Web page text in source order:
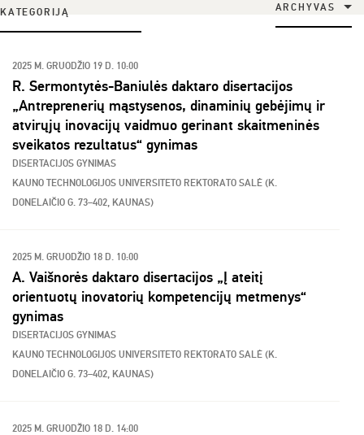
KATEGORIJĄ
ARCHYVAS
2025 M. GRUODŽIO 19 D. 10:00
R. Sermontytės-Baniulės daktaro disertacijos
„Antreprenerių mąstysenos, dinaminių gebėjimų ir
atvirųjų inovacijų vaidmuo gerinant skaitmeninės
sveikatos rezultatus“ gynimas
DISERTACIJOS GYNIMAS
KAUNO TECHNOLOGIJOS UNIVERSITETO REKTORATO SALĖ (K.
DONELAIČIO G. 73–402, KAUNAS)
2025 M. GRUODŽIO 18 D. 10:00
A. Vaišnorės daktaro disertacijos „Į ateitį
orientuotų inovatorių kompetencijų metmenys“
gynimas
DISERTACIJOS GYNIMAS
KAUNO TECHNOLOGIJOS UNIVERSITETO REKTORATO SALĖ (K.
DONELAIČIO G. 73–402, KAUNAS)
2025 M. GRUODŽIO 18 D. 14:00